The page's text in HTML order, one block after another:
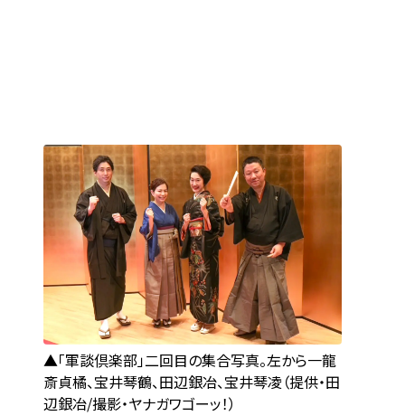
「軍談倶楽部」二回目の集合写真。左から一龍
斎貞橘、宝井琴鶴、田辺銀冶、宝井琴凌（提供・田
辺銀冶/撮影・ヤナガワゴーッ！）